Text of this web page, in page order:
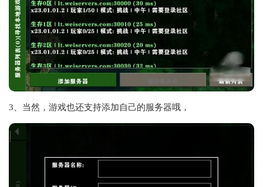
3、当然，游戏也还支持添加自己的服务器哦，